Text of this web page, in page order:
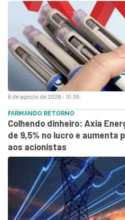
6 de agosto de 2026 - 10:30
FARMANDO RETORNO
Colhendo dinheiro: Axia
de 9,5% no lucro e aumenta
aos acionistas